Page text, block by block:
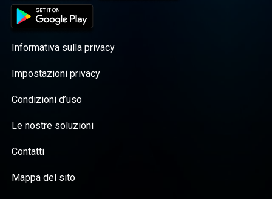
Informativa sulla privacy
Impostazioni privacy
Condizioni d’uso
Le nostre soluzioni
Contatti
Mappa del sito